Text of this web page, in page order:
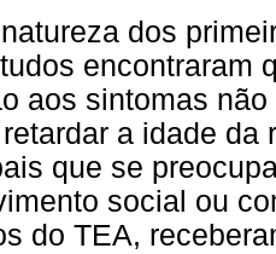
dos
encontraram
aos sintomas
a idade
que se
social ou
do TEA,